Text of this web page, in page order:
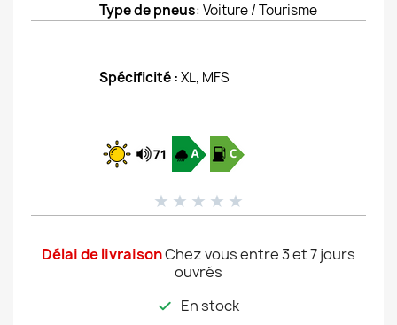
Type de pneus: Voiture / Tourisme
Spécificité :XL, MFS
★ ★ ★ ★ ★
Délai de livraisonChez vous entre 3 et 7 jours
ouvrés
En stock